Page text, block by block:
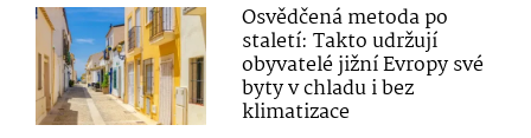
Osvědčená metoda po
staletí: Takto udržují
obyvatelé jižní Evropy své
byty v chladu i bez
klimatizace